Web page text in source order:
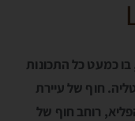
כמעט כל התכונות
מספר 1 בכל איטליה. חוף של עיירת
רוחב חוף של